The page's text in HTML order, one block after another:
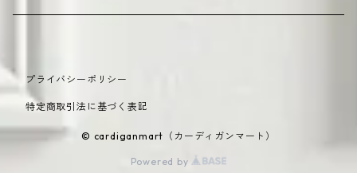
カジュアル
オーバーサイズ
オフィス・きれいめ（通勤・フォーマル向け）
季節別・機能性（シーズン・機能重視）
プライバシーポリシー
特定商取引法に基づく表記
© cardiganmart（カーディガンマート）
Powered by